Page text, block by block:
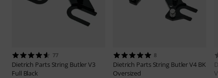
77
Dietrich Parts String Butler V3
Full Black
8
Dietrich Parts String Butler V4 BK
Oversized